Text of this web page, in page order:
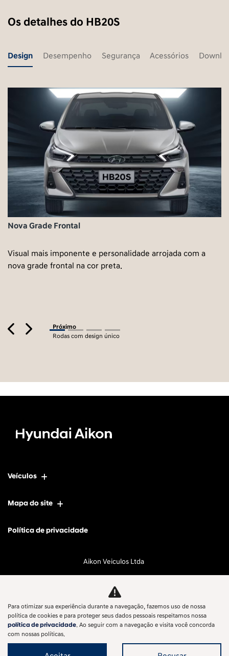
Os detalhes do HB20S
Design Desempenho Segurança Acessórios
Nova Grade Frontal
Visual mais imponente e personalidade arrojada com a
nova grade frontal na cor preta.
PreviousNext
Próximo
Rodas com design único
Veículos
Mapa do site
Política de privacidade
Aikon Veiculos Ltda
No trânsito, enxergar o outro salva vidas.
Para otimizar sua experiência durante a navegação, fazemos uso de nossa
política de cookies e para proteger seus dados pessoais respeitamos nossa
política de privacidade. Ao seguir com a navegação e visita você concorda
com nossas políticas.